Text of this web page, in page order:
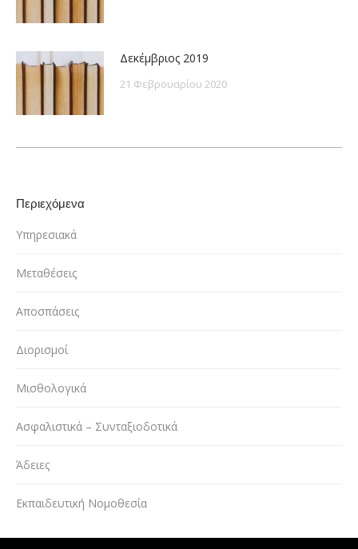
Δεκέμβριος 2019
21 Φεβρουαρίου 2020
Περιεχόμενα
Υπηρεσιακά
Μεταθέσεις
Αποσπάσεις
Διορισμοί
Μισθολογικά
Ασφαλιστικά – Συνταξιοδοτικά
Άδειες
Εκπαιδευτική Νομοθεσία